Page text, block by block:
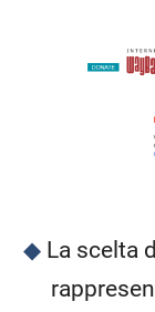
La scelta